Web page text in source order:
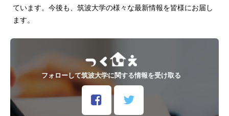
ています。今後も、筑波大学の様々な最新情報を皆様にお届し
ます。
フォローして筑波大学に関する情報を受け取る